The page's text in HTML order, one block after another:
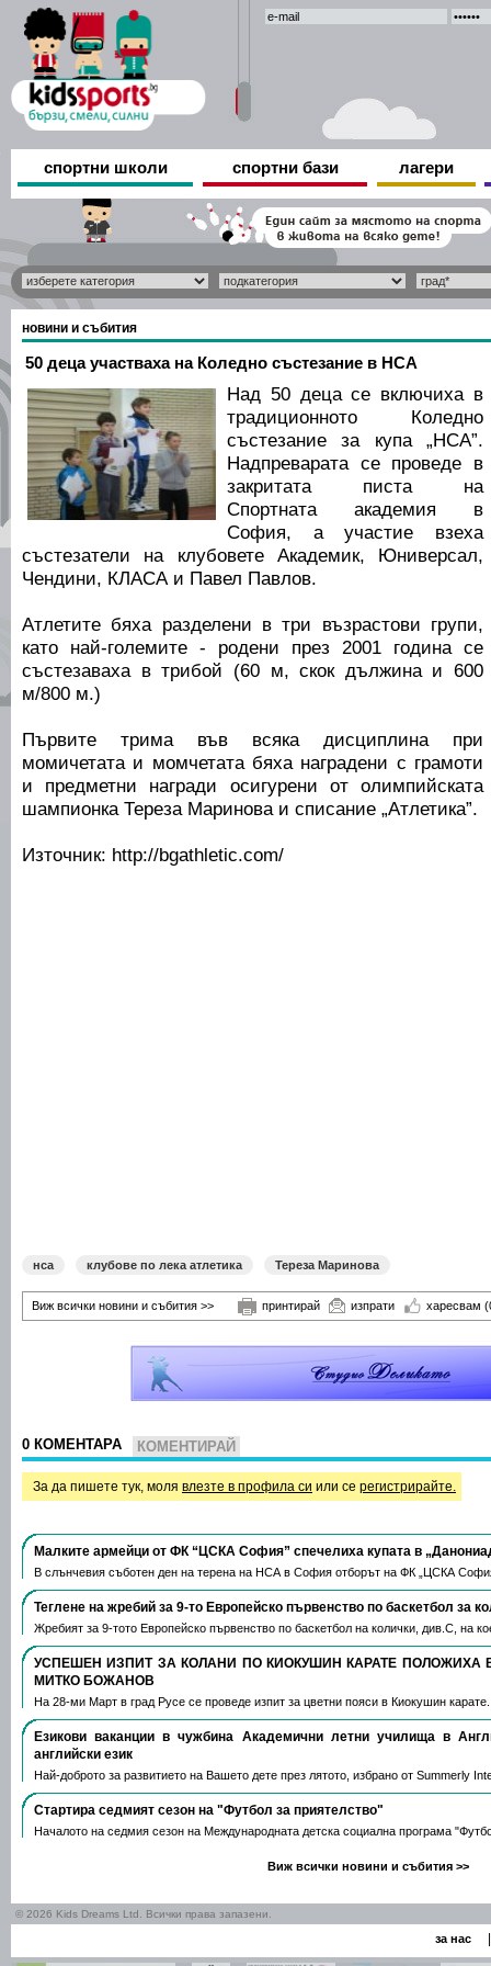
спортни школи спортни бази лагери
новини и събития
50 деца участваха на Коледно състезание в НСА
Над 50 деца се включиха в
традиционното Коледно
състезание за купа „НСА”.
Надпреварата се проведе в
закритата писта на
Спортната академия в
София, а участие взеха
състезатели на клубовете Академик, Юниверсал,
Чендини, КЛАСА и Павел Павлов.
Атлетите бяха разделени в три възрастови групи,
като най-големите - родени през 2001 година се
състезаваха в трибой (60 м, скок дължина и 600
м/800 м.)
Първите трима във всяка дисциплина при
момичетата и момчетата бяха наградени с грамоти
и предметни награди осигурени от олимпийската
шампионка Тереза Маринова и списание „Атлетика”.
Източник: http://bgathletic.com/
нса клубове по лека атлетика Тереза Маринова
Виж всички новини и събития >> принтирай изпрати харесвам
0 КОМЕНТАРА КОМЕНТИРАЙ
За да пишете тук, моля влезте в профила си или се регистрирайте.
Малките армейци от ФК “ЦСКА София” спечелиха купата в
В слънчевия съботен ден на терена на НСА в София отборът на ФК „ЦСКА
Теглене на жребий за 9-то Европейско първенство по баскетбол за
Жребият за 9-тото Европейско първенство по баскетбол на колички, див.С, на
УСПЕШЕН ИЗПИТ ЗА КОЛАНИ ПО КИОКУШИН КАРАТЕ ПОЛОЖИХА
МИТКО БОЖАНОВ
На 28-ми Март в град Русе се проведе изпит за цветни пояси в Киокушин
Езикови ваканции​ в чужбина Академични летни училища в
английски език
Най-доброто за развитието на Вашето дете през лятото, избрано от Summerly
Стартира седмият сезон на "Футбол за приятелство"
Началото на седмия сезон на Международната детска социална програма
Виж всички новини и събития >>
© 2026 Kids Dreams Ltd. Всички права запазени.
за нас